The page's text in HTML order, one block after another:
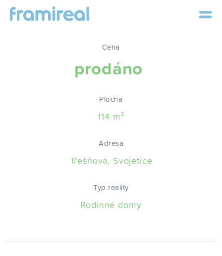
Cena
prodáno
Plocha
114 m²
Adresa
Třešňová, Svojetice
Typ reality
Rodinné domy